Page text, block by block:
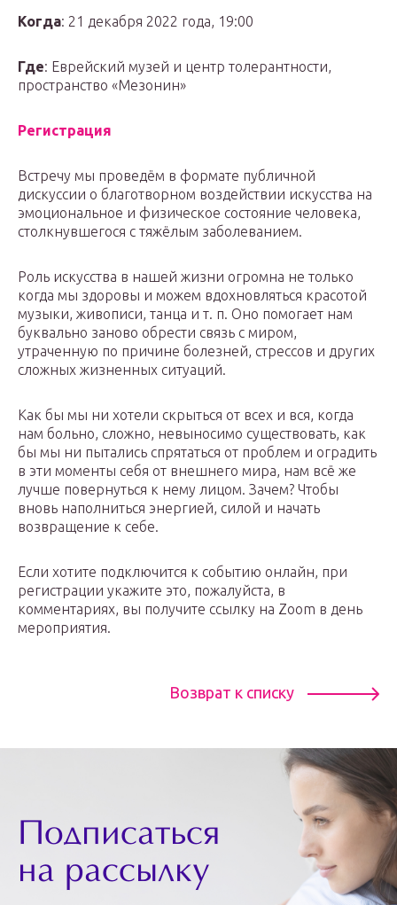
Когда: 21 декабря 2022 года, 19:00
Где: Еврейский музей и центр толерантности,
пространство «Мезонин»
Регистрация
Встречу мы проведём в формате публичной
дискуссии о благотворном воздействии искусства на
эмоциональное и физическое состояние человека,
столкнувшегося с тяжёлым заболеванием.
Роль искусства в нашей жизни огромна не только
когда мы здоровы и можем вдохновляться красотой
музыки, живописи, танца и т. п. Оно помогает нам
буквально заново обрести связь с миром,
утраченную по причине болезней, стрессов и других
сложных жизненных ситуаций.
Как бы мы ни хотели скрыться от всех и вся, когда
нам больно, сложно, невыносимо существовать, как
бы мы ни пытались спрятаться от проблем и оградить
в эти моменты себя от внешнего мира, нам всё же
лучше повернуться к нему лицом. Зачем? Чтобы
вновь наполниться энергией, силой и начать
возвращение к себе.
Если хотите подключится к событию онлайн, при
регистрации укажите это, пожалуйста, в
комментариях, вы получите ссылку на Zoom в день
мероприятия.
Возврат к списку
Подписаться
на рассылку